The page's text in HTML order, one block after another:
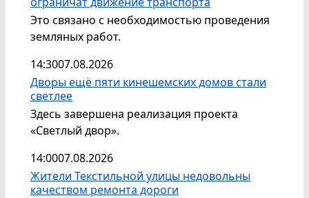
Это связано с необходимостью проведения
земляных работ.
14:3007.08.2026
Дворы ещё пяти кинешемских домов стали
светлее
Здесь завершена реализация проекта
«Светлый двор».
14:0007.08.2026
Жители Текстильной улицы недовольны
качеством ремонта дороги